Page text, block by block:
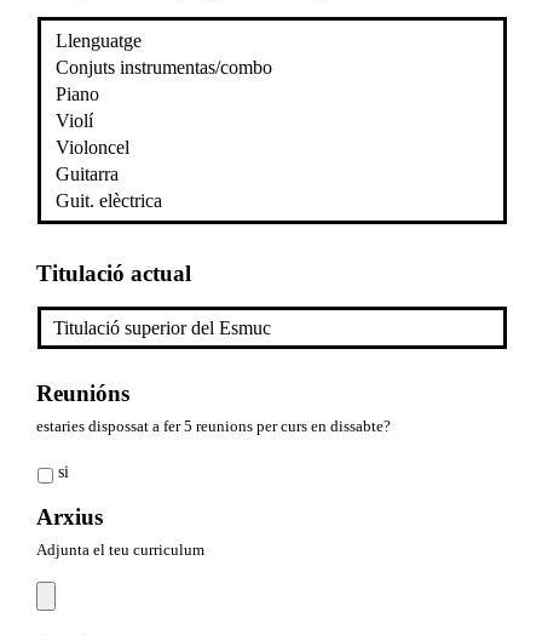
Titulació actual
Reunións
estaries dispossat a fer 5 reunions per curs en dissabte?
si
Arxius
Adjunta el teu curriculum